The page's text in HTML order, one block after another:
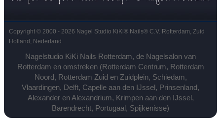
Copyright © 2000 - 2026 Nagel Studio KiKi® Nails® C.V. Rotterdam, Zuid
Holland, Nederland
Nagelstudio KiKi Nails Rotterdam, de Nagelsalon van
Rotterdam en omstreken (Rotterdam Centrum, Rotterdam
Noord, Rotterdam Zuid en Zuidplein, Schiedam,
Vlaardingen, Delft, Capelle aan den IJssel, Prinsenland,
Alexander en Alexandrium, Krimpen aan den IJssel,
Barendrecht, Portugaal, Spijkenisse)